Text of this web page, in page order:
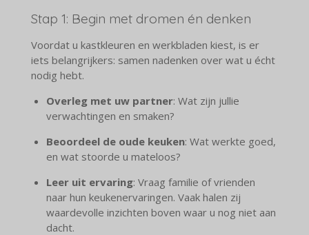
Stap 1: Begin met dromen én denken
Voordat u kastkleuren en werkbladen kiest, is er
iets belangrijkers: samen nadenken over wat u écht
nodig hebt.
Overleg met uw partner: Wat zijn jullie
verwachtingen en smaken?
Beoordeel de oude keuken: Wat werkte goed,
en wat stoorde u mateloos?
Leer uit ervaring: Vraag familie of vrienden
naar hun keukenervaringen. Vaak halen zij
waardevolle inzichten boven waar u nog niet aan
dacht.